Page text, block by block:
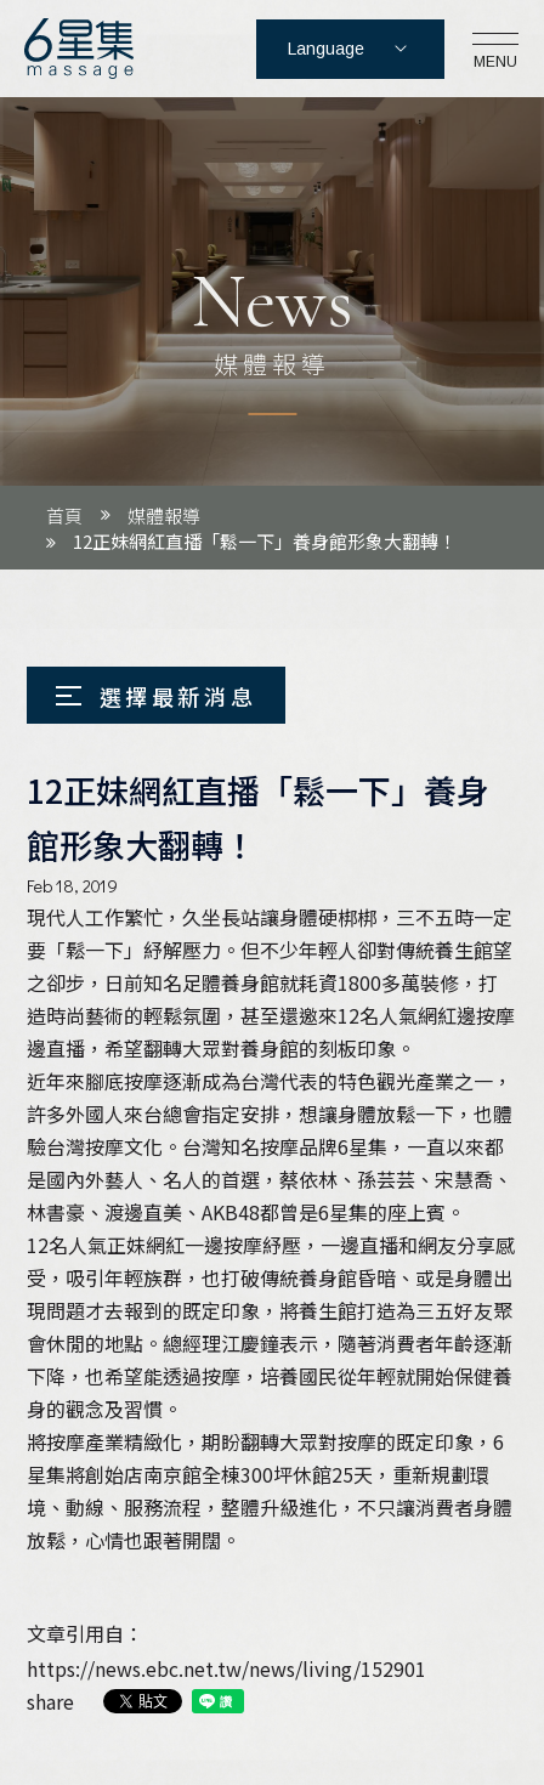
Language
MENU
六星集股份有限公司
台北市信義區忠孝東路5段17-3號
02-2762-2166
會員登入 會員註冊 購物車
媒體報導
News
首頁
媒體報導
12正妹網紅直播「鬆一下」養身館形象大翻轉！
12正妹網紅直播「鬆一下」養身
館形象大翻轉！
Feb 18, 2019
現代人工作繁忙，久坐長站讓身體硬梆梆，三不五時一定
要「鬆一下」紓解壓力。但不少年輕人卻對傳統養生館望
之卻步，日前知名足體養身館就耗資1800多萬裝修，打
造時尚藝術的輕鬆氛圍，甚至還邀來12名人氣網紅邊按摩
邊直播，希望翻轉大眾對養身館的刻板印象。
近年來腳底按摩逐漸成為台灣代表的特色觀光產業之一，
許多外國人來台總會指定安排，想讓身體放鬆一下，也體
驗台灣按摩文化。台灣知名按摩品牌6星集 ，一直以來都
是國內外藝人、名人的首選，蔡依林、孫芸芸、宋慧喬、
林書豪、渡邊直美、AKB48都曾是6星集的座上賓。
12名人氣正妹網紅一邊按摩紓壓，一邊直播和網友分享感
受，吸引年輕族群，也打破傳統養身館昏暗、或是身體出
現問題才去報到的既定印象，將養生館打造為三五好友聚
會休閒的地點。總經理江慶鐘表示，隨著消費者年齡逐漸
下降，也希望能透過按摩，培養國民從年輕就開始保健養
身的觀念及習慣。
將按摩產業精緻化，期盼翻轉大眾對按摩的既定印象，6
星集將創始店南京館全棟300坪休館25天，重新規劃環
境、動線、服務流程，整體升級進化，不只讓消費者身體
放鬆，心情也跟著開闊。
文章引用自：
https://news.ebc.net.tw/news/living/152901
share